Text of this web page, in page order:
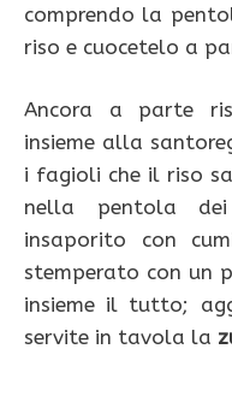
comprendo la
riso e cuocetelo a
Ancora a parte
insieme alla
i fagioli che il riso
nella pentola
insaporito con
stemperato con un
insieme il tutto;
servite in tavola la